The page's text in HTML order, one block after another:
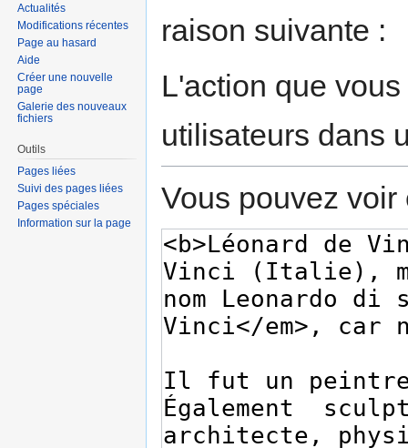
raison suivante :
L'action que
utilisateurs dans
Vous pouvez
Actualités
Modifications récentes
Page au hasard
Aide
Créer une nouvelle
page
Galerie des nouveaux
fichiers
Outils
Pages liées
Suivi des pages liées
Pages spéciales
Information sur la page